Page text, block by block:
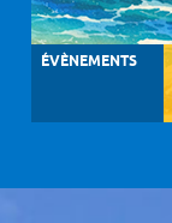
ÉVÈNEMENTS